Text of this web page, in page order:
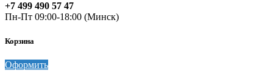
+7 499 490 57 47
Пн-Пт 09:00-18:00 (Минск)
Корзина
Оформить